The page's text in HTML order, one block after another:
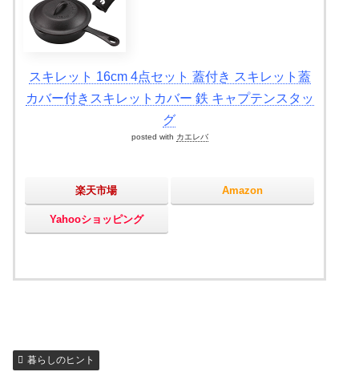
スキレット 16cm 4点セット 蓋付き スキレット蓋
カバー付きスキレットカバー 鉄 キャプテンスタッ
グ
posted with カエレバ
楽天市場 Amazon
Yahooショッピング
暮らしのヒント